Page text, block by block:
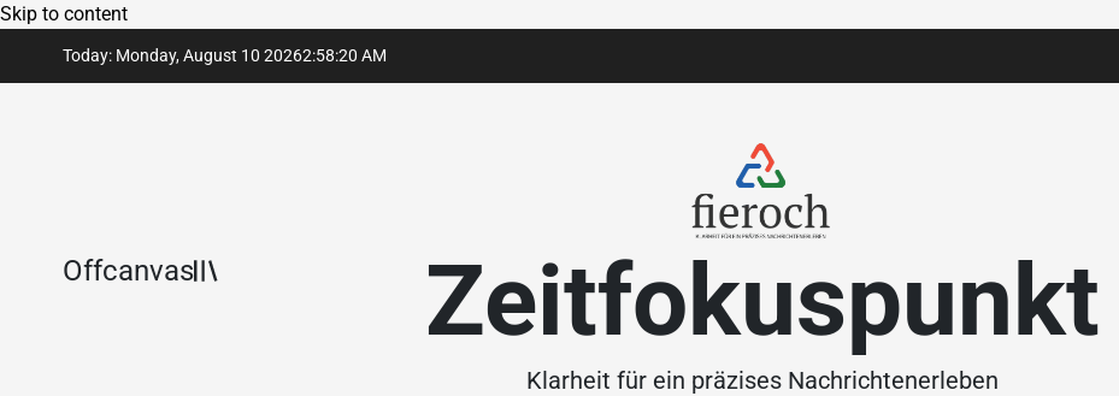
Skip to content
Today: Monday, August 10 20262:58:20 AM
Offcanvas Zeitfokuspunkt
Klarheit für ein präzises Nachrichtenerleben